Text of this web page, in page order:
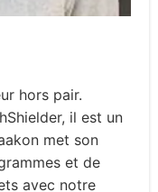
hors pair.
il est un
met son
et de
avec notre